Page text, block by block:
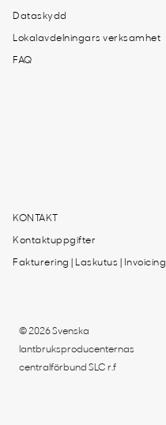
Dataskydd
Lokalavdelningars verksamhet
FAQ
KONTAKT
Kontaktuppgifter
Fakturering | Laskutus | Invoicing
© 2026 Svenska
lantbruksproducenternas
centralförbund SLC r.f